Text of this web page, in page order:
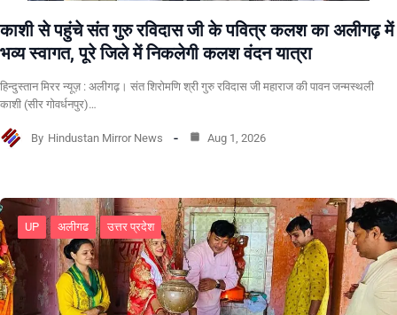
काशी से पहुंचे संत गुरु रविदास जी के पवित्र कलश का अलीगढ़ में
भव्य स्वागत, पूरे जिले में निकलेगी कलश वंदन यात्रा
हिन्दुस्तान मिरर न्यूज़ : अलीगढ़। संत शिरोमणि श्री गुरु रविदास जी महाराज की पावन जन्मस्थली
काशी (सीर गोवर्धनपुर)…
By Hindustan Mirror News Aug 1, 2026
UP अलीगढ उत्तर प्रदेश